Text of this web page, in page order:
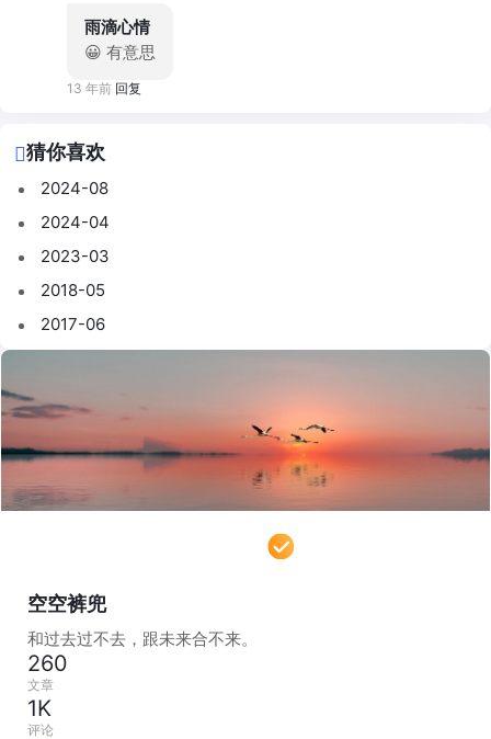
雨滴心情
😀 有意思
13 年前 回复
猜你喜欢
2024-08
2024-04
2023-03
2018-05
2017-06
空空裤兜
和过去过不去，跟未来合不来。
260
文章
1K
评论